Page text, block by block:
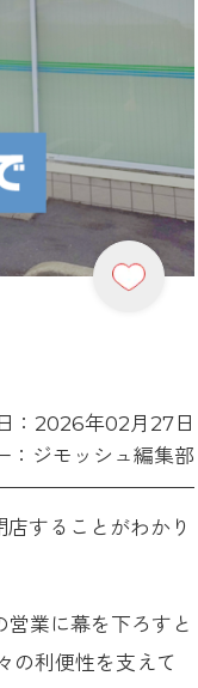
：2026年02月27日
：ジモッシュ編集部
店することがわかり
営業に幕を下ろすと
の利便性を支えて